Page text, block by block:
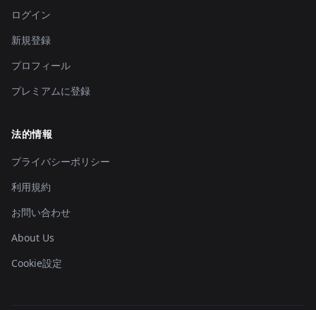
ログイン
新規登録
プロフィール
プレミアムに登録
法的情報
プライバシーポリシー
利用規約
お問い合わせ
About Us
Cookie設定